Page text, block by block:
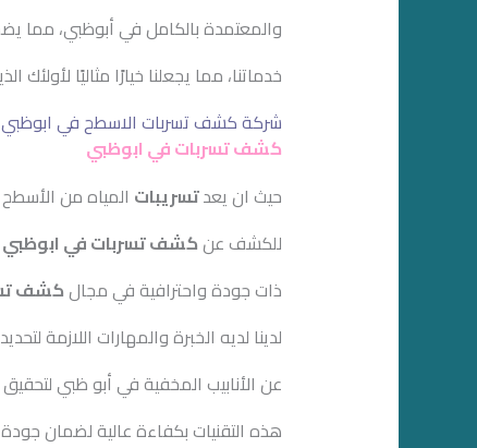
والمعتمدة بالكامل في أبوظبي، مما
خدماتنا، مما يجعلنا خيارًا مثاليًا
شركة كشف تسربات الاسطح في ابوظبي
كشف تسربات في ابوظبي
حيث ان يعدتسريبات المياه من
للكشف عنكشف تسربات في ابوظبي
ذات جودة واحترافية في مجالكشف
لدينا لديه الخبرة والمهارات اللازمة
عن الأنابيب المخفية في أبو ظبي
هذه التقنيات بكفاءة عالية لضمان